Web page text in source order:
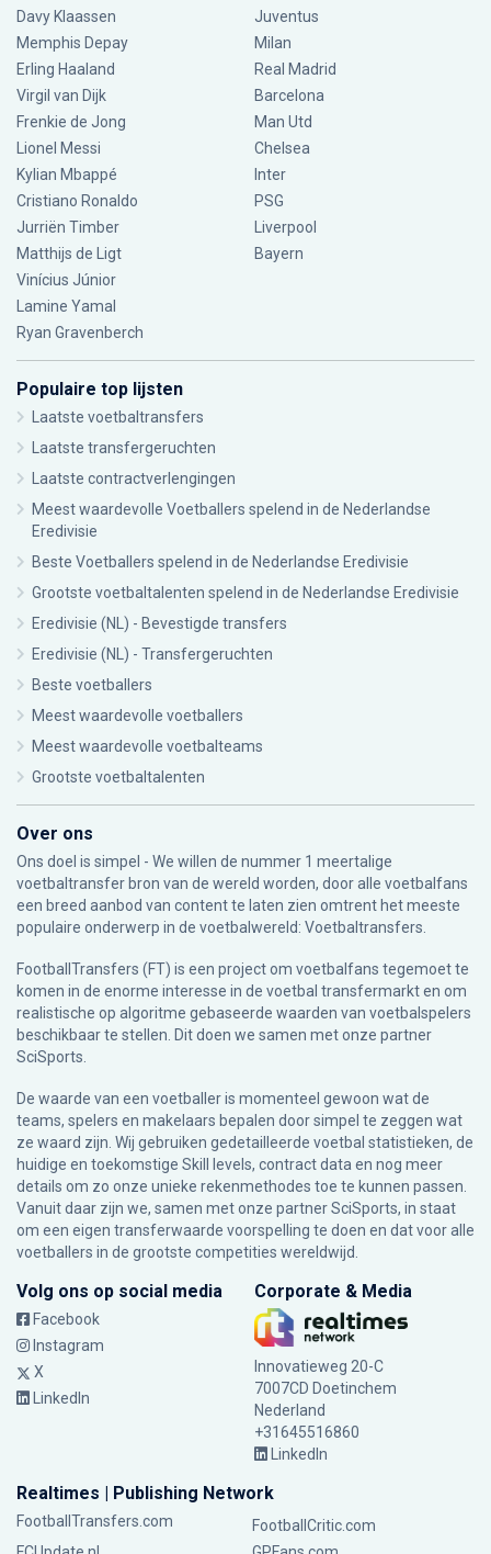
Davy Klaassen
Memphis Depay
Erling Haaland
Virgil van Dijk
Frenkie de Jong
Lionel Messi
Kylian Mbappé
Cristiano Ronaldo
Jurriën Timber
Matthijs de Ligt
Vinícius Júnior
Lamine Yamal
Ryan Gravenberch
Juventus
Milan
Real Madrid
Barcelona
Man Utd
Chelsea
Inter
PSG
Liverpool
Bayern
Populaire top lijsten
Laatste voetbaltransfers
Laatste transfergeruchten
Laatste contractverlengingen
Meest waardevolle Voetballers spelend in de Nederlandse
Eredivisie
Beste Voetballers spelend in de Nederlandse Eredivisie
Grootste voetbaltalenten spelend in de Nederlandse Eredivisie
Eredivisie (NL) - Bevestigde transfers
Eredivisie (NL) - Transfergeruchten
Beste voetballers
Meest waardevolle voetballers
Meest waardevolle voetbalteams
Grootste voetbaltalenten
Over ons
Ons doel is simpel - We willen de nummer 1 meertalige
voetbaltransfer bron van de wereld worden, door alle voetbalfans
een breed aanbod van content te laten zien omtrent het meeste
populaire onderwerp in de voetbalwereld: Voetbaltransfers.
FootballTransfers (FT) is een project om voetbalfans tegemoet te
komen in de enorme interesse in de voetbal transfermarkt en om
realistische op algoritme gebaseerde waarden van voetbalspelers
beschikbaar te stellen. Dit doen we samen met onze partner
SciSports
De waarde van een voetballer is momenteel gewoon wat de
teams, spelers en makelaars bepalen door simpel te zeggen wat
ze waard zijn. Wij gebruiken gedetailleerde voetbal statistieken, de
huidige en toekomstige Skill levels, contract data en nog meer
details om zo onze unieke rekenmethodes toe te kunnen passen.
Vanuit daar zijn we, samen met onze partner SciSports, in staat
om een eigen transferwaarde voorspelling te doen en dat voor alle
voetballers in de grootste competities wereldwijd.
Volg ons op social media
Facebook
Instagram
X
LinkedIn
Corporate & Media
Innovatieweg 20-C
7007CD Doetinchem
Nederland
+31645516860
LinkedIn
Realtimes | Publishing Network
FootballTransfers.com
FootballCritic.com